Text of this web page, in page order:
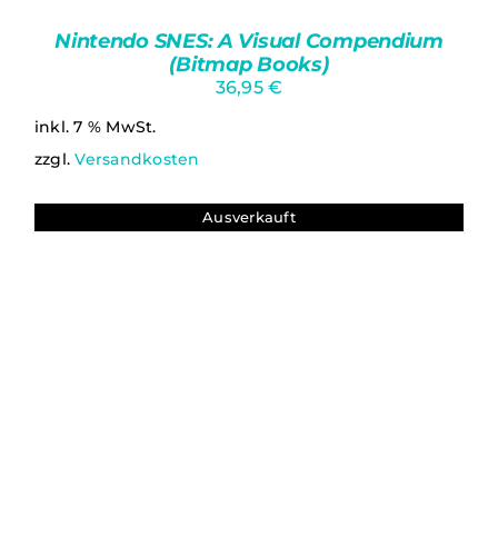
Nintendo SNES: A Visual Compendium
(Bitmap Books)
36,95€
inkl. 7 % MwSt.
zzgl.Versandkosten
Ausverkauft